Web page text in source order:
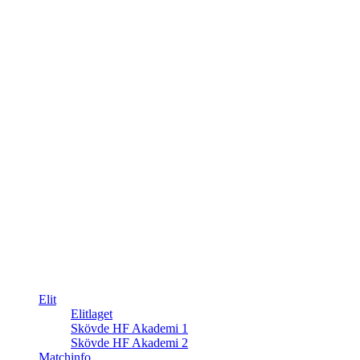
Elit
Elitlaget
Skövde HF Akademi 1
Skövde HF Akademi 2
Matchinfo